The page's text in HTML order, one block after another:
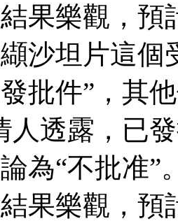
果樂觀，預
沙坦片這個
批件”，其
人透露，已
為“不批准”
果樂觀，預